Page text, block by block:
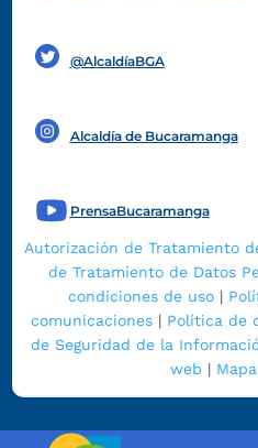
@AlcaldíaBGA
Alcaldía de Bucaramanga
PrensaBucaramanga
Autorización de Tratamiento
de Tratamiento de Datos
condiciones de uso |
comunicaciones| Política de
de Seguridad de la
web |